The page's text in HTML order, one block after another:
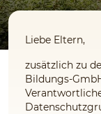
Liebe Eltern,
zusätzlich zu
Bildungs-